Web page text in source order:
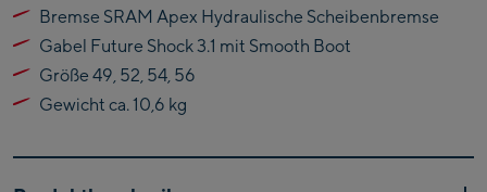
station
Kitzsteinhorn
Alpincenter
(Bergstation / Top
station)
Bikeworld Kaprun
Bremse SRAM Apex Hydraulische Scheibenbremse
Gabel Future Shock 3.1 mit Smooth Boot
Größe 49, 52, 54, 56
Gewicht ca. 10,6 kg